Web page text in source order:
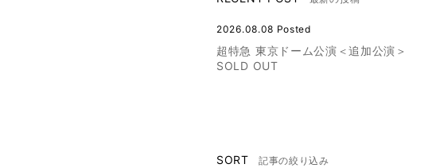
2026.08.08 Posted
超特急 東京ドーム公演＜追加公演＞
SOLD OUT
SORT 記事の絞り込み